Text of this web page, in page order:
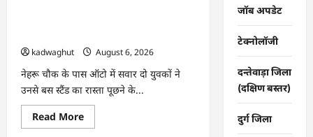
kadwaghut
August 6, 2026
नेहरू चौक के पास ऑटो में सवार दो युवकों ने
उनसे बस स्टैंड का रास्ता पूछने के...
Read MoreRead
more
जॉब अपडेट
टेक्नोलॉजी
दन्तेवाड़ा जिला
(दक्षिण बस्तर)
दुर्ग जिला